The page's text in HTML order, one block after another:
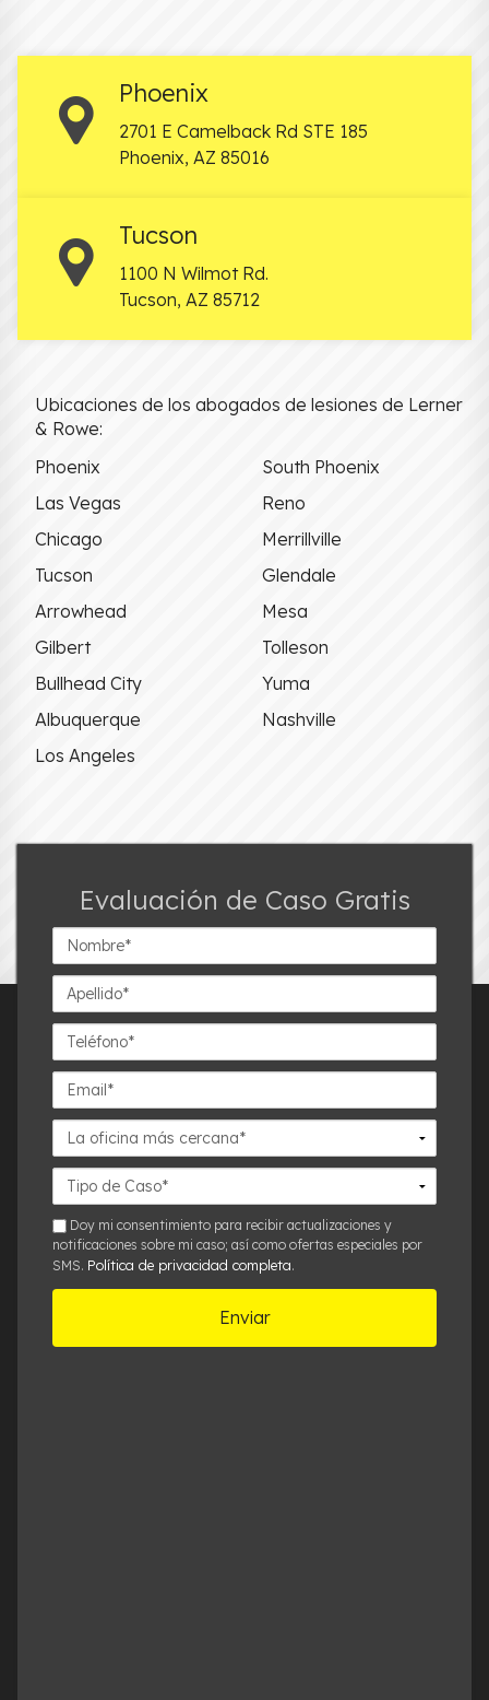
Phoenix
2701 E Camelback Rd STE 185
Phoenix, AZ 85016
Tucson
1100 N Wilmot Rd.
Tucson, AZ 85712
Ubicaciones de los abogados de lesiones de Lerner
& Rowe:
Phoenix
South Phoenix
Las Vegas
Reno
Chicago
Merrillville
Tucson
Glendale
Arrowhead
Mesa
Gilbert
Tolleson
Bullhead City
Yuma
Albuquerque
Nashville
Los Angeles
Evaluación de Caso Gratis
Nombre*
Apellido*
Teléfono*
Email*
La
oficina
más
cercana*
Detalles
del
Caso*
smsDoy mi consentimiento para recibir actualizaciones y
notificaciones sobre mi caso; así como ofertas especiales por
SMS. Política de privacidad completa.